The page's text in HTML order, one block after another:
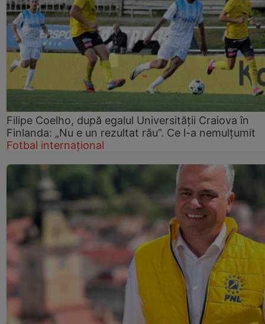
Filipe Coelho, după egalul Universității Craiova în
Finlanda: „Nu e un rezultat rău”. Ce l-a nemulțumit
Fotbal internațional